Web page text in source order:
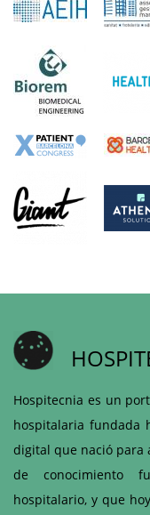
Hospitecnia es un
hospitalaria fundada
digital que nació
de conocimiento
hospitalario, y que